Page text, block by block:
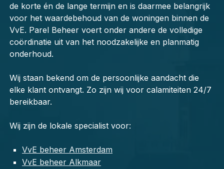
de korte én de lange termijn en is daarmee belangrijk
voor het waardebehoud van de woningen binnen de
VvE. Parel Beheer voert onder andere de volledige
coördinatie uit van het noodzakelijke en planmatig
onderhoud.
Wij staan bekend om de persoonlijke aandacht die
elke klant ontvangt. Zo zijn wij voor calamiteiten 24/7
bereikbaar.
Wij zijn de lokale specialist voor:
VvE beheer Amsterdam
VvE beheer Alkmaar